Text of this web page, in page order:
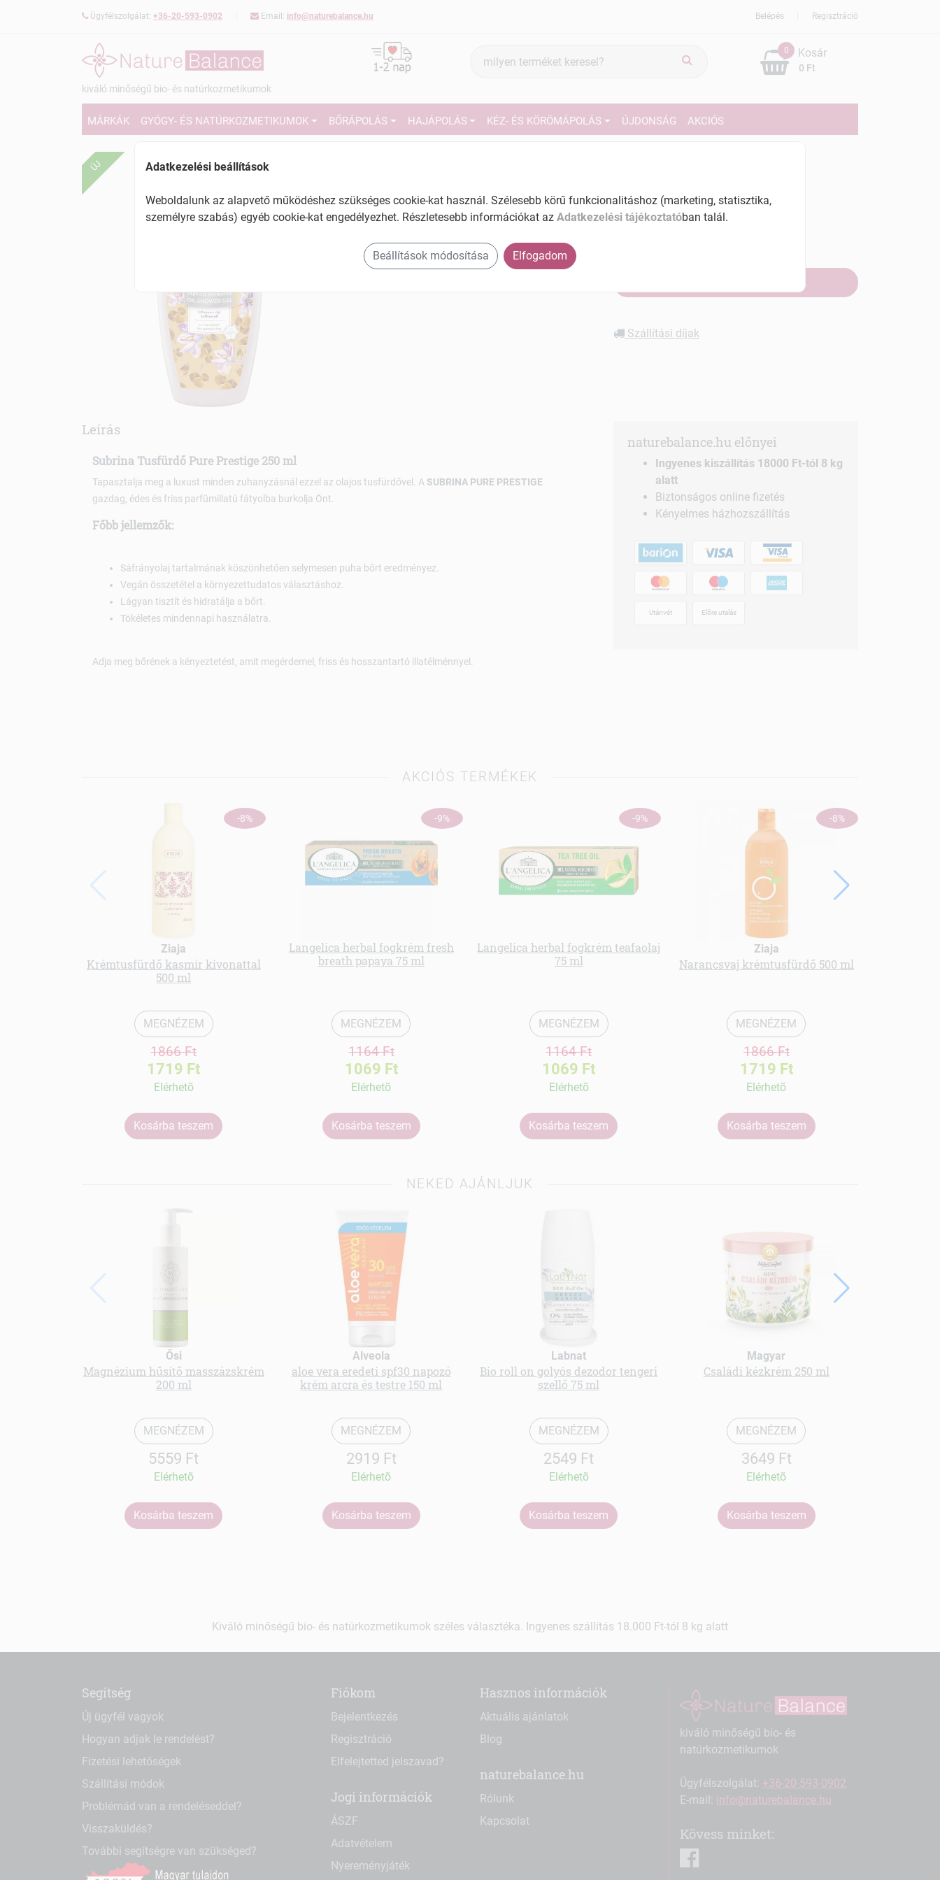
Ügyfélszolgálat: +36-20-593-0902 Email: info@naturebalance.hu Regisztráció
Belépés
kiváló minőségű bio- és natúrkozmetikumok
keresés
0
0 Ft
Kosár
MÁRKÁK GYÓGY- ÉS NATÚRKOZMETIKUMOK BŐRÁPOLÁS HAJÁPOLÁS KÉZ- ÉS KÖRÖMÁPOLÁS ÚJDONSÁG AKCIÓS
ÚJ
EAN: 3838980813443
27% ÁFÁ-val , [4556 Ft/l]
Szállítási díjak
Leírás
Subrina Tusfürdő Pure Prestige 250 ml
Tapasztalja meg a luxust minden zuhanyzásnál ezzel az olajos tusfürdővel. A SUBRINA PURE PRESTIGE
gazdag, édes és friss parfümillatú fátyolba burkolja Önt.
Főbb jellemzők:
Sáfrányolaj tartalmának köszönhetően selymesen puha bőrt eredményez.
Vegán összetétel a környezettudatos választáshoz.
Lágyan tisztít és hidratálja a bőrt.
Tökéletes mindennapi használatra.
Adja meg bőrének a kényeztetést, amit megérdemel, friss és hosszantartó illatélménnyel.
naturebalance.hu előnyei
Ingyenes kiszállítás 18000 Ft-tól 8 kg
alatt
Biztonságos online fizetés
Kényelmes házhozszállítás
Utánvét Előre utalás
AKCIÓS TERMÉKEK
-8%
Ziaja
Krémtusfürdő kasmír kivonattal
500 ml
MEGNÉZEM
1866 Ft
1719 Ft
Elérhetõ
Kosárba teszem
-9%
Langelica herbal fogkrém fresh
breath papaya 75 ml
MEGNÉZEM
1164 Ft
1069 Ft
Elérhetõ
Kosárba teszem
-9%
Langelica herbal fogkrém teafaolaj
75 ml
MEGNÉZEM
1164 Ft
1069 Ft
Elérhetõ
Kosárba teszem
-8%
Ziaja
Narancsvaj krémtusfürdő 500 ml
MEGNÉZEM
1866 Ft
1719 Ft
Elérhetõ
Kosárba teszem
NEKED AJÁNLJUK
Ősi
Magnézium hűsítő masszázskrém
200 ml
MEGNÉZEM
5559 Ft
Elérhetõ
Kosárba teszem
Alveola
aloe vera eredeti spf30 napozó
krém arcra és testre 150 ml
MEGNÉZEM
2919 Ft
Elérhetõ
Kosárba teszem
Labnat
Bio roll on golyós dezodor tengeri
szellő 75 ml
MEGNÉZEM
2549 Ft
Elérhetõ
Kosárba teszem
Magyar
Családi kézkrém 250 ml
MEGNÉZEM
3649 Ft
Elérhetõ
Kosárba teszem
Kiváló minőségű bio- és natúrkozmetikumok széles választéka. Ingyenes szállítás 18.000 Ft-tól 8 kg alatt
Segítség
Új ügyfél vagyok
Hogyan adjak le rendelést?
Fizetési lehetőségek
Szállítási módok
Problémád van a rendeléseddel?
Visszaküldés?
További segítségre van szükséged?
Fiókom
Bejelentkezés
Regisztráció
Elfelejtetted jelszavad?
Jogi információk
ÁSZF
Adatvételem
Nyereményjáték
Hasznos információk
Aktuális ajánlatok
Blog
naturebalance.hu
Rólunk
Kapcsolat
kiváló minőségű bio- és
natúrkozmetikumok
Ügyfélszolgálat: +36-20-593-0902
E-mail: info@naturebalance.hu
Kövess minket:
Adatkezelési beállítások
Weboldalunk az alapvető működéshez szükséges cookie-kat használ. Szélesebb körű funkcionalitáshoz (marketing, statisztika,
személyre szabás) egyéb cookie-kat engedélyezhet. Részletesebb információkat az Adatkezelési tájékoztatóban talál.
Beállítások módosítása Elfogadom